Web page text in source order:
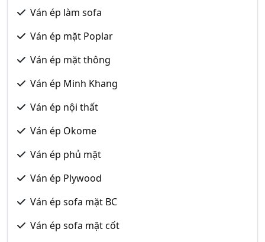
Ván ép làm sofa
Ván ép mặt Poplar
Ván ép mặt thông
Ván ép Minh Khang
Ván ép nội thất
Ván ép Okome
Ván ép phủ mặt
Ván ép Plywood
Ván ép sofa mặt BC
Ván ép sofa mặt cốt